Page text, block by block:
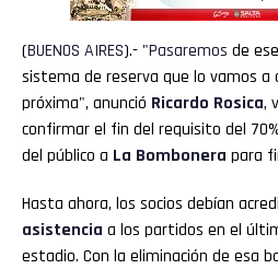
(BUENOS AIRES).- "Pasaremos de
sistema de reserva que lo vamos a
próxima", anunció Ricardo Rosica,
confirmar el fin del requisito del
del público a La Bombonera para
Hasta ahora, los socios debían
asistencia a los partidos en el
estadio. Con la eliminación de esa